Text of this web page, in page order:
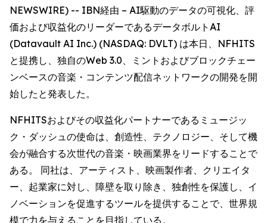
NEWSWIRE) -- IBN経由 – AI駆動のデータの可視化、評
価および収益化のリーダーであるデータボルトAI
(Datavault AI Inc.) (NASDAQ: DVLT) は本日、NFHITS
と提携し、独自のWeb 3.0、ミントおよびブロックチェー
ンベースの音楽・コンテンツ配信ネットワークの開発を開
始したと発表した。
NFHITSおよびその収益化パートナーであるミュージッ
ク・ダッシュの使命は、創造性、テクノロジー、そして機
会が融合する次世代の音楽・映画業界をリードすることで
ある。 同社は、アーティスト、映画製作者、クリエイタ
ー、起業家に対し、障壁を取り除き、独創性を保護し、イ
ノベーションを促進するツールを提供することで、世界規
模で力を与えることを目指している。